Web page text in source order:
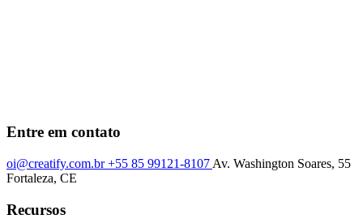
Entre em contato
oi@creatify.com.br+55 85 99121-8107 Av. Washington Soares, 55
Fortaleza, CE
Recursos